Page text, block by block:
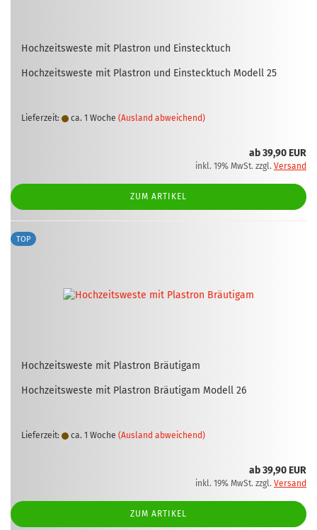
Hoch­zeits­wes­te mit Plas­tron und Ein­steck­tuch
Hoch­zeits­wes­te mit Plas­tron und Ein­steck­tuch Mo­dell 25
Lieferzeit: ca. 1 Woche (Ausland abweichend)
ab 39,90 EUR
inkl. 19% MwSt. zzgl. Versand
ZUM ARTIKEL
TOP
Hoch­zeits­wes­te mit Plas­tron Bräu­ti­gam
Hoch­zeits­wes­te mit Plas­tron Bräu­ti­gam Mo­dell 26
Lieferzeit: ca. 1 Woche (Ausland abweichend)
ab 39,90 EUR
inkl. 19% MwSt. zzgl. Versand
ZUM ARTIKEL